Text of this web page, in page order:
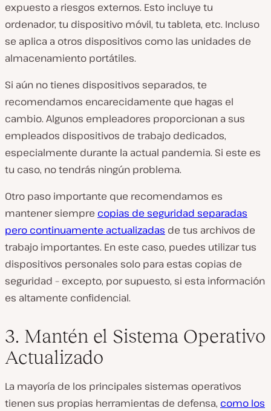
expuesto a riesgos externos. Esto incluye tu
ordenador, tu dispositivo móvil, tu tableta, etc. Incluso
se aplica a otros dispositivos como las unidades de
almacenamiento portátiles.
Si aún no tienes dispositivos separados, te
recomendamos encarecidamente que hagas el
cambio. Algunos empleadores proporcionan a sus
empleados dispositivos de trabajo dedicados,
especialmente durante la actual pandemia. Si este es
tu caso, no tendrás ningún problema.
Otro paso importante que recomendamos es
mantener siempre copias de seguridad separadas
pero continuamente actualizadas de tus archivos de
trabajo importantes. En este caso, puedes utilizar tus
dispositivos personales solo para estas copias de
seguridad – excepto, por supuesto, si esta información
es altamente confidencial.
3. Mantén el Sistema Operativo
Actualizado
La mayoría de los principales sistemas operativos
tienen sus propias herramientas de defensa, como los